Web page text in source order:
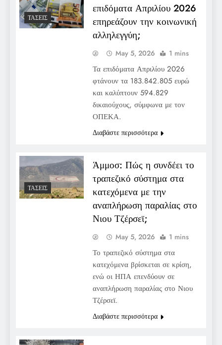
ΤΆΣΕΙΣ
επιδόματα Απριλίου 2026
επηρεάζουν την κοινωνική
αλληλεγγύη;
May 5, 2026 1 mins
Τα επιδόματα Απριλίου 2026
φτάνουν τα 183.842.805 ευρώ
και καλύπτουν 594.829
δικαιούχους, σύμφωνα με τον
ΟΠΕΚΑ.
Διαβάστε περισσότερα
ΤΆΣΕΙΣ
Άμμοσ: Πώς η συνδέει το
τραπεζικό σύστημα στα
κατεχόμενα με την
αναπλήρωση παραλίας στο
Νιου Τζέρσεϊ;
May 5, 2026 1 mins
Το τραπεζικό σύστημα στα
κατεχόμενα βρίσκεται σε κρίση,
ενώ οι ΗΠΑ επενδύουν σε
αναπλήρωση παραλίας στο Νιου
Τζέρσεϊ.
Διαβάστε περισσότερα